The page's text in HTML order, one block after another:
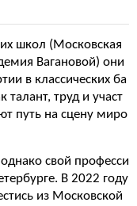
школ (Московская
Вагановой) они
в классических ба
труд и участ
путь на сцену миро
свой професси
В 2022 году
из Московской